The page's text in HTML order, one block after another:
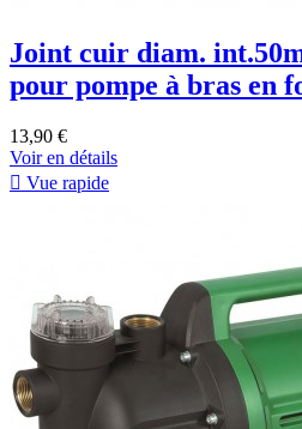
Joint cuir diam.
pour pompe à bras en
13,90 €
Voir en détails
 Vue rapide